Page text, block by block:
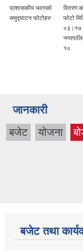
प्रशासकीय भवनको
समुद्घाटन फोटोहरु
वितरण
फोटो
०३।१७
१०
जानकारी
बजेट योजना
बजेट तथा